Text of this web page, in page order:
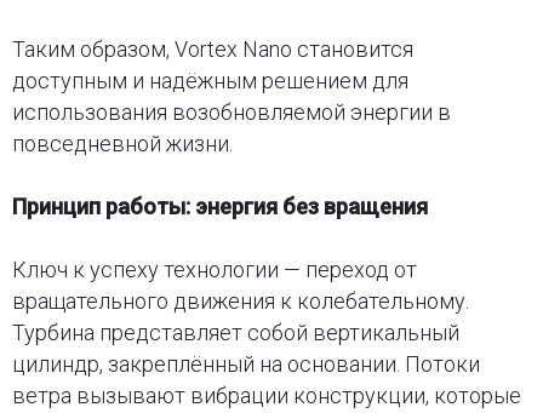
Таким образом, Vortex Nano становится
доступным и надёжным решением для
использования возобновляемой энергии в
повседневной жизни.
Принцип работы: энергия без вращения
Ключ к успеху технологии — переход от
вращательного движения к колебательному.
Турбина представляет собой вертикальный
цилиндр, закреплённый на основании. Потоки
ветра вызывают вибрации конструкции, которые